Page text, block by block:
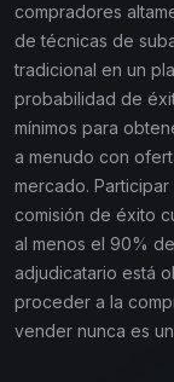
compradores
de técnicas de
tradicional en un
probabilidad de
mínimos para
a menudo con
mercado.
comisión de éxito
al menos el 90%
adjudicatario está
proceder a la
vender nunca es